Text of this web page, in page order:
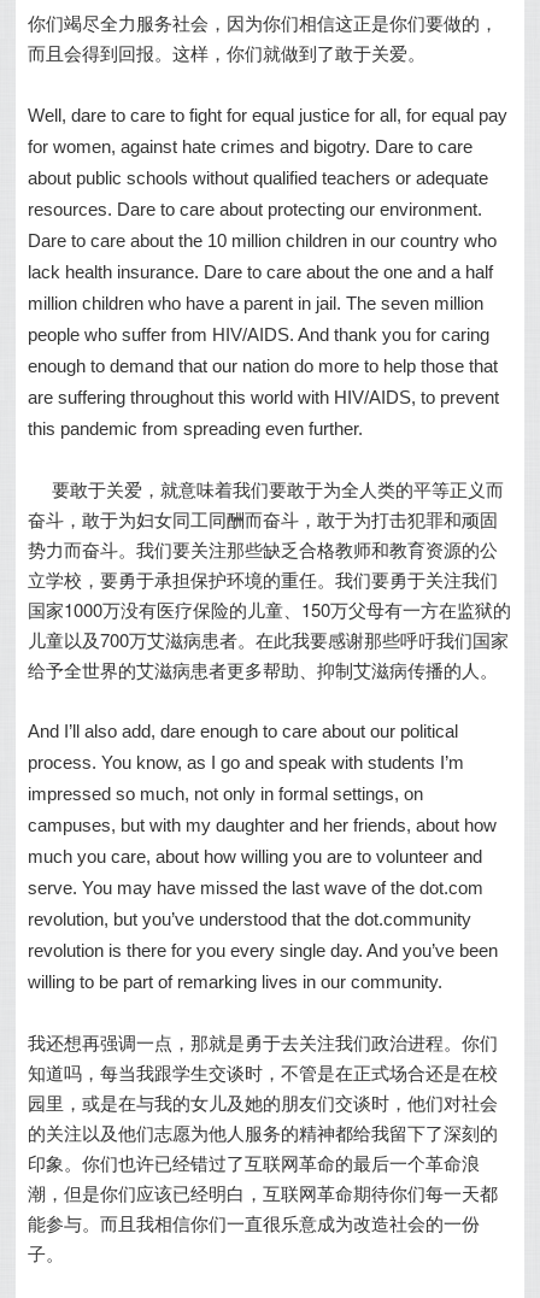
你们竭尽全力服务社会，因为你们相信这正是你们要做的，
而且会得到回报。这样，你们就做到了敢于关爱。
Well, dare to care to fight for equal justice for all, for equal pay
for women, against hate crimes and bigotry. Dare to care
about public schools without qualified teachers or adequate
resources. Dare to care about protecting our environment.
Dare to care about the 10 million children in our country who
lack health insurance. Dare to care about the one and a half
million children who have a parent in jail. The seven million
people who suffer from HIV/AIDS. And thank you for caring
enough to demand that our nation do more to help those that
are suffering throughout this world with HIV/AIDS, to prevent
this pandemic from spreading even further.
要敢于关爱，就意味着我们要敢于为全人类的平等正义而
奋斗，敢于为妇女同工同酬而奋斗，敢于为打击犯罪和顽固
势力而奋斗。我们要关注那些缺乏合格教师和教育资源的公
立学校，要勇于承担保护环境的重任。我们要勇于关注我们
国家1000万没有医疗保险的儿童、150万父母有一方在监狱的
儿童以及700万艾滋病患者。在此我要感谢那些呼吁我们国家
给予全世界的艾滋病患者更多帮助、抑制艾滋病传播的人。
And I’ll also add, dare enough to care about our political
process. You know, as I go and speak with students I’m
impressed so much, not only in formal settings, on
campuses, but with my daughter and her friends, about how
much you care, about how willing you are to volunteer and
serve. You may have missed the last wave of the dot.com
revolution, but you’ve understood that the dot.community
revolution is there for you every single day. And you’ve been
willing to be part of remarking lives in our community.
我还想再强调一点，那就是勇于去关注我们政治进程。你们
知道吗，每当我跟学生交谈时，不管是在正式场合还是在校
园里，或是在与我的女儿及她的朋友们交谈时，他们对社会
的关注以及他们志愿为他人服务的精神都给我留下了深刻的
印象。你们也许已经错过了互联网革命的最后一个革命浪
潮，但是你们应该已经明白，互联网革命期待你们每一天都
能参与。而且我相信你们一直很乐意成为改造社会的一份
子。